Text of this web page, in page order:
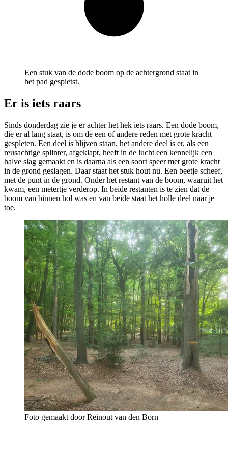
Een stuk van de dode boom op de achtergrond staat in
het pad gespietst.
Er is iets raars
Sinds donderdag zie je er achter het hek iets raars. Een dode boom,
die er al lang staat, is om de een of andere reden met grote kracht
gespleten. Een deel is blijven staan, het andere deel is er, als een
reusachtige splinter, afgeklapt, heeft in de lucht een kennelijk een
halve slag gemaakt en is daarna als een soort speer met grote kracht
in de grond geslagen. Daar staat het stuk hout nu. Een beetje scheef,
met de punt in de grond. Onder het restant van de boom, waaruit het
kwam, een metertje verderop. In beide restanten is te zien dat de
boom van binnen hol was en van beide staat het holle deel naar je
toe.
Foto gemaakt door Reinout van den Born